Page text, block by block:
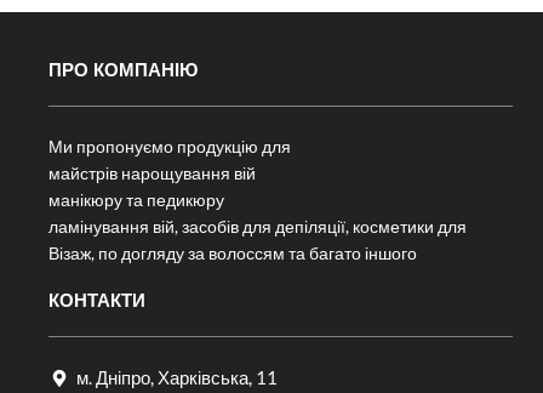
ПРО КОМПАНІЮ
Ми пропонуємо продукцію для
майстрів нарощування вій
манікюру та педикюру
ламінування вій, засобів для депіляції, косметики для
Візаж, по догляду за волоссям та багато іншого
КОНТАКТИ
м. Дніпро, Харківська, 11